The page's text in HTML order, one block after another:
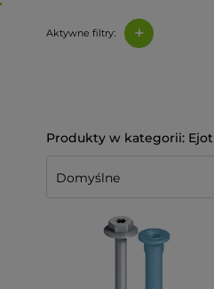
Aktywne filtry: +
Ejot